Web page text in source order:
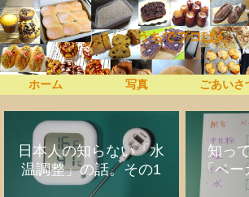
うちでプロぱん
ホーム 写真 ごあいさ
日本人の知らない「水
温調整」の話。その1
知っ
「ベー